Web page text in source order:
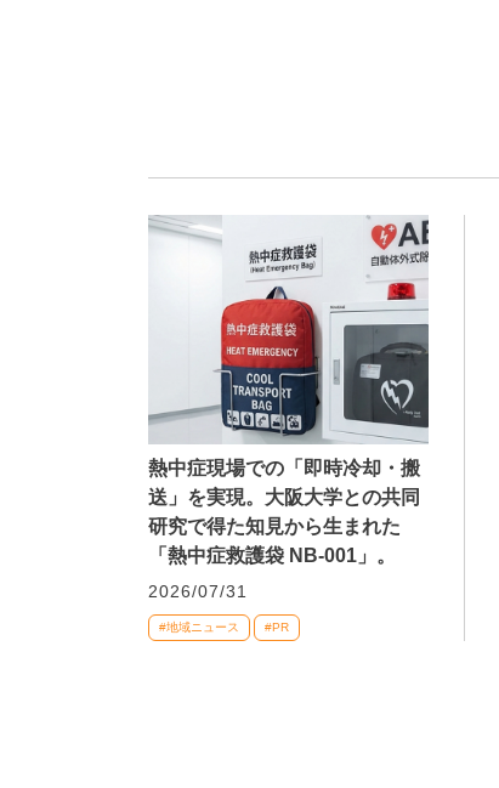
熱中症現場での「即時冷却・搬
送」を実現。大阪大学との共同
研究で得た知見から生まれた
「熱中症救護袋 NB-001」。
2026/07/31
#地域ニュース #PR